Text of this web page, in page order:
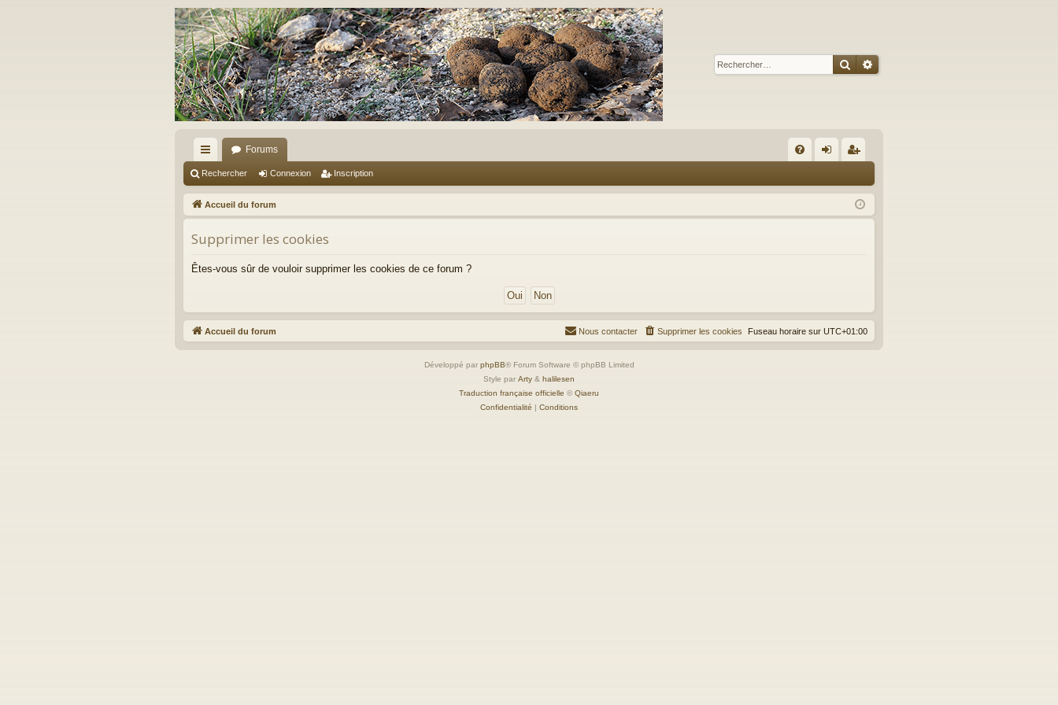
Rechercher
Recherche avancée
ac
co
ur
ci
s
Forums
Q ne
xi
cri
pti
Rechercher Connexion Inscription
Accueil du forum
Supprimer les cookies
Êtes-vous sûr de vouloir supprimer les cookies de ce forum ?
Accueil du forum Fuseau horaire sur UTC+01:00
Supprimer les cookies
Nous contacter
Développé par phpBB® Forum Software © phpBB Limited
Style par Arty & halilesen
Traduction française officielle © Qiaeru
Confidentialité | Conditions